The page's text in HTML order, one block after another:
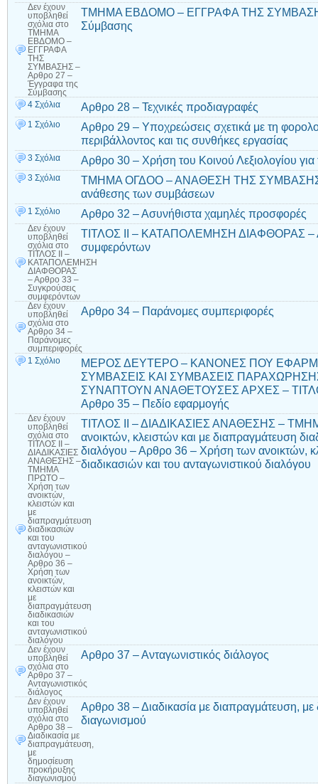
Δεν έχουν
υποβληθεί
σχόλια στο
ΤΜΗΜΑ
ΕΒΔΟΜΟ –
ΕΓΓΡΑΦΑ
ΤΗΣ
ΣΥΜΒΑΣΗΣ –
Αρθρο 27 –
Έγγραφα της
Σύμβασης
ΤΜΗΜΑ ΕΒΔΟΜΟ – ΕΓΓΡΑΦΑ ΤΗΣ ΣΥΜΒΑΣΗΣ
Σύμβασης
4 Σχόλια Αρθρο 28 – Τεχνικές προδιαγραφές
1 Σχόλιο
Αρθρο 29 – Υποχρεώσεις σχετικά με τη
περιβάλλοντος και τις συνθήκες εργασίας
3 Σχόλια Αρθρο 30 – Χρήση του Κοινού Λεξιολογίου για
3 Σχόλια
ΤΜΗΜΑ ΟΓΔΟΟ – ΑΝΑΘΕΣΗ ΤΗΣ ΣΥΜΒΑΣΗΣ –
ανάθεσης των συμβάσεων
1 Σχόλιο Αρθρο 32 – Ασυνήθιστα χαμηλές προσφορές
Δεν έχουν
υποβληθεί
σχόλια στο
ΤΙΤΛΟΣ ΙΙ –
ΚΑΤΑΠΟΛΕΜΗΣΗ
ΔΙΑΦΘΟΡΑΣ
– Αρθρο 33 –
Συγκρούσεις
συμφερόντων
ΤΙΤΛΟΣ ΙΙ – ΚΑΤΑΠΟΛΕΜΗΣΗ ΔΙΑΦΘΟΡΑΣ –
συμφερόντων
Δεν έχουν
υποβληθεί
σχόλια στο
Αρθρο 34 –
Παράνομες
συμπεριφορές
Αρθρο 34 – Παράνομες συμπεριφορές
1 Σχόλιο
ΜΕΡΟΣ ΔΕΥΤΕΡΟ – ΚΑΝΟΝΕΣ ΠΟΥ
ΣΥΜΒΑΣΕΙΣ ΚΑΙ ΣΥΜΒΑΣΕΙΣ
ΣΥΝΑΠΤΟΥΝ ΑΝΑΘΕΤΟΥΣΕΣ ΑΡΧΕΣ –
Αρθρο 35 – Πεδίο εφαρμογής
Δεν έχουν
υποβληθεί
σχόλια στο
ΤΙΤΛΟΣ ΙΙ –
ΔΙΑΔΙΚΑΣΙΕΣ
ΑΝΑΘΕΣΗΣ –
ΤΜΗΜΑ
ΠΡΩΤΟ –
Χρήση των
ανοικτών,
κλειστών και
με
διαπραγμάτευση
διαδικασιών
και του
ανταγωνιστικού
διαλόγου –
Αρθρο 36 –
Χρήση των
ανοικτών,
κλειστών και
με
διαπραγμάτευση
διαδικασιών
και του
ανταγωνιστικού
διαλόγου
ΤΙΤΛΟΣ ΙΙ – ΔΙΑΔΙΚΑΣΙΕΣ ΑΝΑΘΕΣΗΣ –
ανοικτών, κλειστών και με διαπραγμάτευση
διαλόγου – Αρθρο 36 – Χρήση των ανοικτών,
διαδικασιών και του ανταγωνιστικού διαλόγου
Δεν έχουν
υποβληθεί
σχόλια στο
Αρθρο 37 –
Ανταγωνιστικός
διάλογος
Αρθρο 37 – Ανταγωνιστικός διάλογος
Δεν έχουν
υποβληθεί
σχόλια στο
Αρθρο 38 –
Διαδικασία με
διαπραγμάτευση,
με
δημοσίευση
προκήρυξης
διαγωνισμού
Αρθρο 38 – Διαδικασία με διαπραγμάτευση,
διαγωνισμού